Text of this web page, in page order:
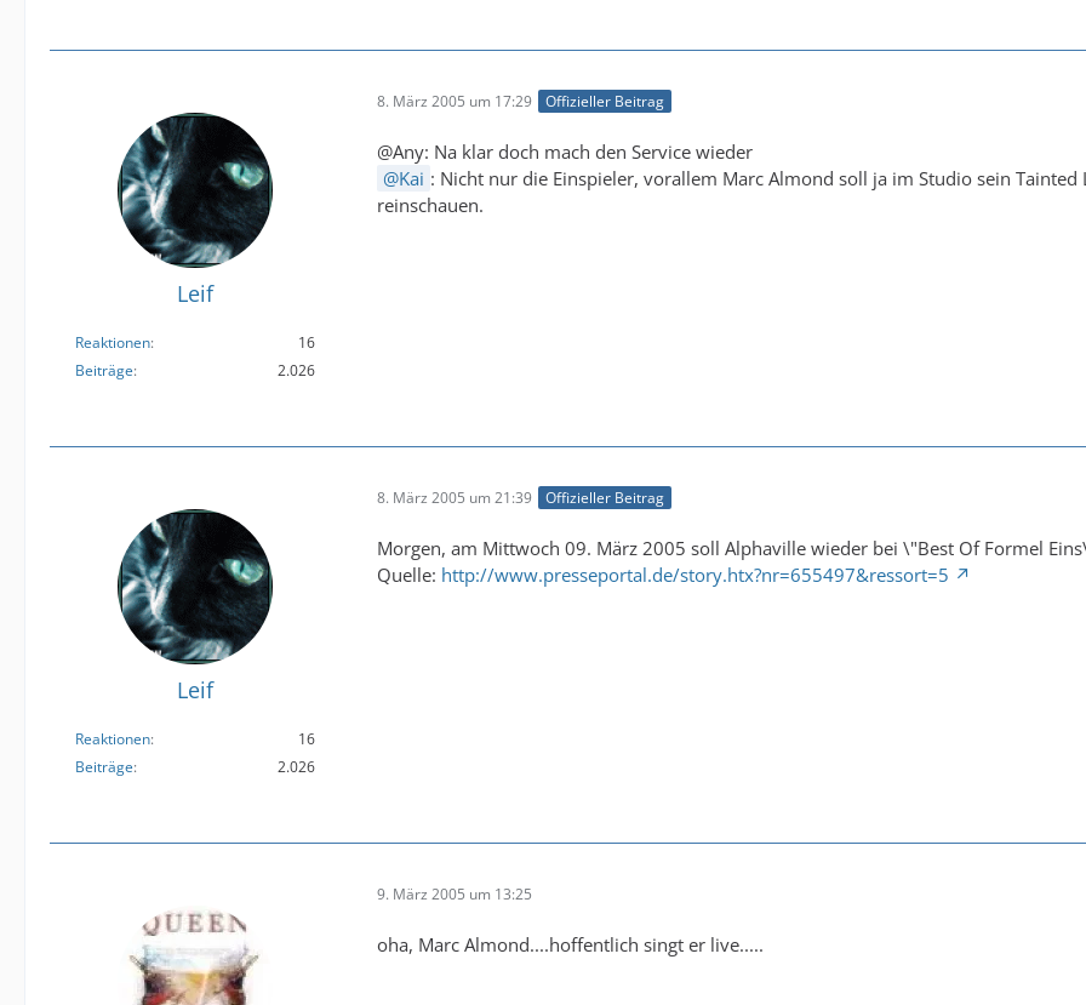
Leif
Reaktionen
16
Beiträge
2.026
8. März 2005 um 17:29 Offizieller Beitrag
@Any: Na klar doch mach den Service wieder
Kai : Nicht nur die Einspieler, vorallem Marc Almond soll ja im Studio sein
reinschauen.
Leif
Reaktionen
16
Beiträge
2.026
8. März 2005 um 21:39 Offizieller Beitrag
Morgen, am Mittwoch 09. März 2005 soll Alphaville wieder bei \"Best Of Formel
Quelle: http://www.presseportal.de/story.htx?nr=655497&ressort=5
9. März 2005 um 13:25
oha, Marc Almond....hoffentlich singt er live.....